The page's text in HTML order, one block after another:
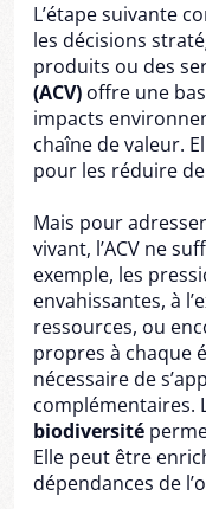
L’étape suivante
les décisions
produits ou des
(ACV) offre une
impacts
chaîne de valeur.
pour les réduire
Mais pour
vivant, l’ACV ne
exemple, les
envahissantes, à
ressources, ou
propres à chaque
nécessaire de
complémentaires.
biodiversité
Elle peut être
dépendances de